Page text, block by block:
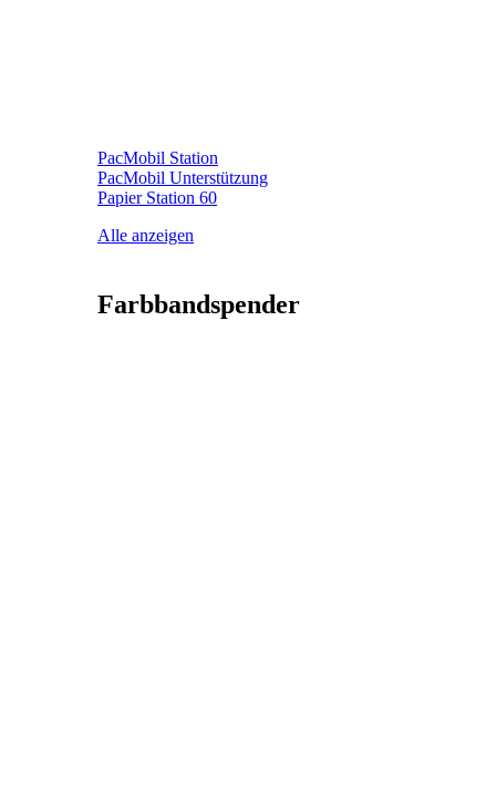
PacMobil Station
PacMobil Unterstützung
Papier Station 60
Alle anzeigen
Farbbandspender